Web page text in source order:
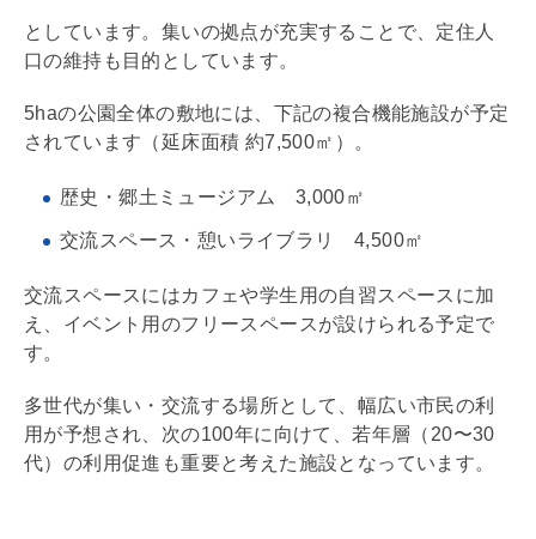
としています。集いの拠点が充実することで、定住人
口の維持も目的としています。
5haの公園全体の敷地には、下記の複合機能施設が予定
されています（延床面積 約7,500㎡）。
歴史・郷土ミュージアム 3,000㎡
交流スペース・憩いライブラリ 4,500㎡
交流スペースにはカフェや学生用の自習スペースに加
え、イベント用のフリースペースが設けられる予定で
す。
多世代が集い・交流する場所として、幅広い市民の利
用が予想され、次の100年に向けて、若年層（20〜30
代）の利用促進も重要と考えた施設となっています。